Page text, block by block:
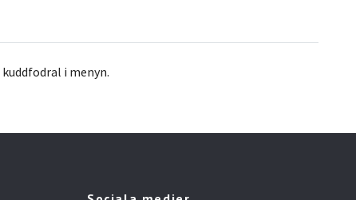
i menyn.